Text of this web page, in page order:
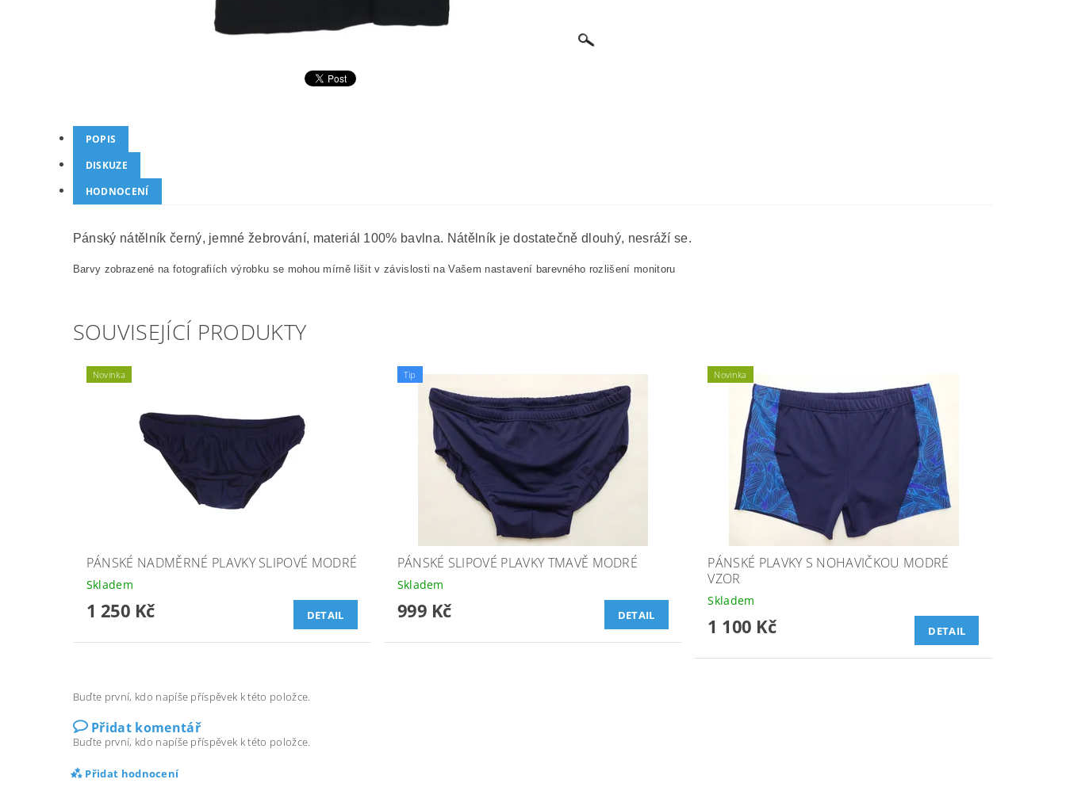
POPIS
DISKUZE
HODNOCENÍ
Pánský nátělník černý, jemné žebrování, materiál 100% bavlna. Nátělník je dostatečně dlouhý, nesráží se.
Barvy zobrazené na fotografiích výrobku se mohou mírně lišit v závislosti na Vašem nastavení barevného rozlišení monitoru
SOUVISEJÍCÍ PRODUKTY
Novinka
PÁNSKÉ NADMĚRNÉ PLAVKY SLIPOVÉ MODRÉ
Skladem
1 250 Kč DETAIL
Tip
PÁNSKÉ SLIPOVÉ PLAVKY TMAVĚ MODRÉ
Skladem
999 Kč DETAIL
Novinka
PÁNSKÉ PLAVKY S NOHAVIČKOU MODRÉ
VZOR
Skladem
1 100 Kč DETAIL
Buďte první, kdo napíše příspěvek k této položce.
Přidat komentář
Buďte první, kdo napíše příspěvek k této položce.
Přidat hodnocení